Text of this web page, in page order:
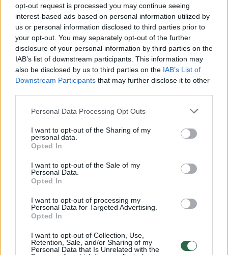
opt-out request is processed you may continue seeing
interest-based ads based on personal information utilized by
us or personal information disclosed to third parties prior to
your opt-out. You may separately opt-out of the further
disclosure of your personal information by third parties on the
IAB’s list of downstream participants. This information may
also be disclosed by us to third parties on the IAB’s List of
Downstream Participants that may further disclose it to other
Personal Data Processing Opt Outs
I want to opt-out of the Sharing of my
personal data.
Opted In
I want to opt-out of the Sale of my
Personal Data.
Opted In
I want to opt-out of processing my
Personal Data for Targeted Advertising.
Opted In
I want to opt-out of Collection, Use,
Retention, Sale, and/or Sharing of my
Personal Data that Is Unrelated with the
Gydytoja kardiologė E. Klodas įvardijo tris
maisto produktus, kurie gali sumažinti
cholesterolio kiekį – visuose juose yra
skaidulų: „Kaip kardiologė, aš visada sakau
pacientams, kad MTL (mažo tankio
lipoproteinų) arba vadinamojo blogojo
cholesterolio kiekio mažinimas gali padėti
išvengti širdies ir kraujagyslių ligų. Daugelyje
šių maisto produktų yra tirpių skaidulų,
kurios suriša cholesterolį virškinimo
sistemoje ir pašalina jį iš organizmo.“
kuris būtinas cholesterolio kiekiui mažinti:
„Avižose ne tik daug skaidulų, bet ir daug
antioksidantų, įskaitant tuos, kurie padeda